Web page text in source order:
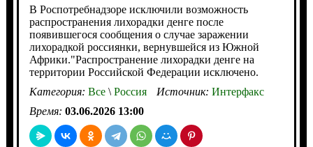
В Роспотребнадзоре исключили возможность
распространения лихорадки денге после
появившегося сообщения о случае заражении
лихорадкой россиянки, вернувшейся из Южной
Африки."Распространение лихорадки денге на
территории Российской Федерации исключено.
Категория: Все\Россия Источник: Интерфакс
Время: 03.06.2026 13:00